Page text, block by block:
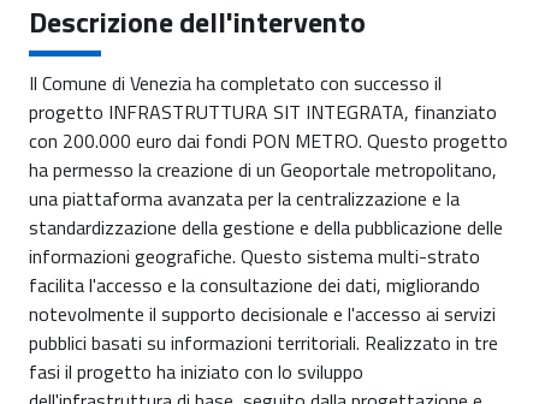
Descrizione dell'intervento
Il Comune di Venezia ha completato con successo il
progetto INFRASTRUTTURA SIT INTEGRATA, finanziato
con 200.000 euro dai fondi PON METRO. Questo progetto
ha permesso la creazione di un Geoportale metropolitano,
una piattaforma avanzata per la centralizzazione e la
standardizzazione della gestione e della pubblicazione delle
informazioni geografiche. Questo sistema multi-strato
facilita l'accesso e la consultazione dei dati, migliorando
notevolmente il supporto decisionale e l'accesso ai servizi
pubblici basati su informazioni territoriali. Realizzato in tre
fasi il progetto ha iniziato con lo sviluppo